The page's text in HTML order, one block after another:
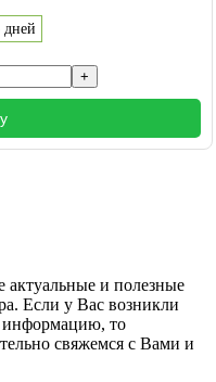
дней
и полезные
Если у Вас возникли
то
свяжемся с Вами и